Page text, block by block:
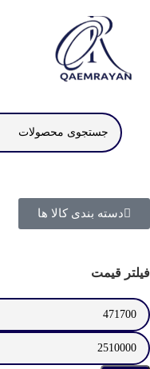
دسته بندی کالا ها
فیلتر قیمت